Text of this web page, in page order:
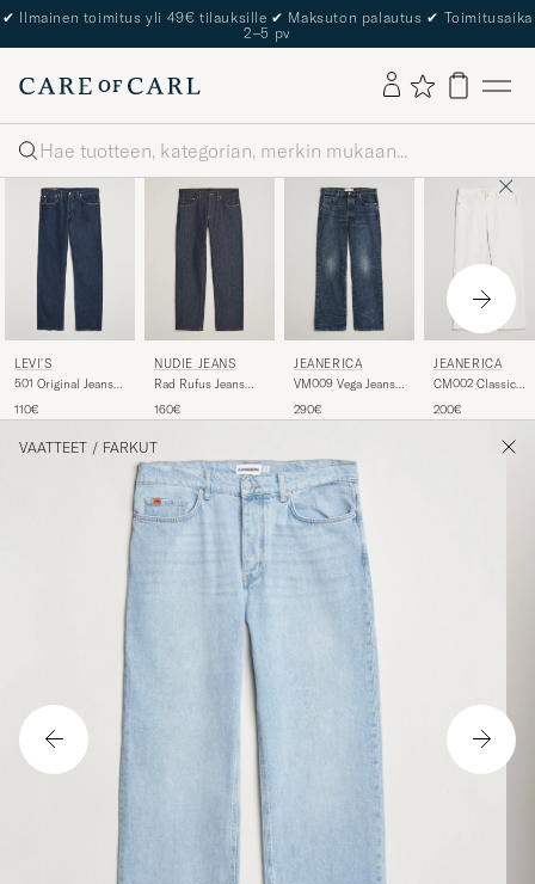
✔ Ilmainen toimitus yli 49€ tilauksille ✔ Maksuton palautus ✔ Toimitusaika
2–5 pv
Haku
LEVI'S
501 Original Jeans
110€
NUDIE JEANS
Rad Rufus Jeans
160€
JEANERICA
VM009 Vega Jeans
290€
JEANERICA
CM002 Classic
200€
VAATTEET / FARKUT